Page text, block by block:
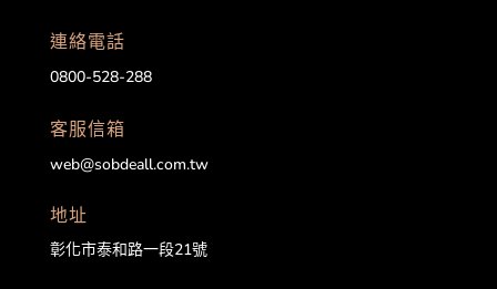
連絡電話
0800-528-288
客服信箱
web@sobdeall.com.tw
地址
彰化市泰和路一段21號